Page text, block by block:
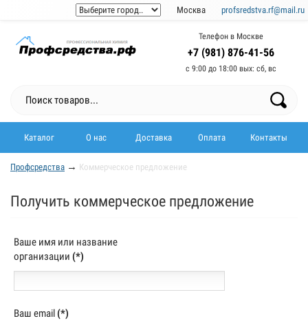
Москва profsredstva.rf@mail.ru
Телефон в Москве
+7 (981) 876-41-56
с 9:00 до 18:00 выx: сб, вс
Каталог О нас Доставка Оплата Контакты
Профсредства → Коммерческое предложение
Получить коммерческое предложение
Ваше имя или название
организации (*)
Ваш email(*)